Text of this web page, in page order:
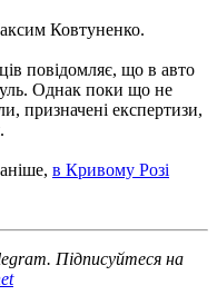
Ковтуненко.
повідомляє, що в авто
Однак поки що не
призначені експертизи,
в Кривому Розі
Підписуйтеся на